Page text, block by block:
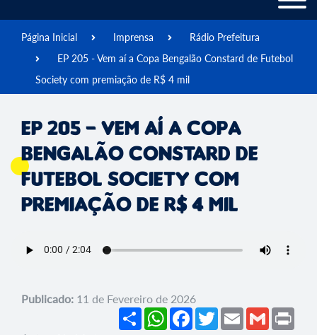
Página Inicial Imprensa
Rádio Prefeitura
EP 205 - Vem aí a Copa Bengalão Constard de Futebol
Society com premiação de R$ 4 mil
EP 205 - Vem aí a Copa
Bengalão Constard de
Futebol Society com
premiação de R$ 4 mil
Publicado: 11 de Fevereiro de 2026
Share WhatsAppFacebook
TwitterEmail Gmail